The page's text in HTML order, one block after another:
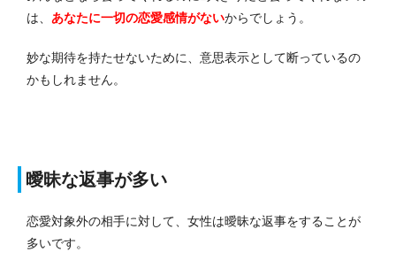
は、 あなたに一切の恋愛感情がないからでしょう。
妙な期待を持たせないために、意思表示として断っているの
かもしれません。
曖昧な返事が多い
恋愛対象外の相手に対して、女性は曖昧な返事をすることが
多いです。